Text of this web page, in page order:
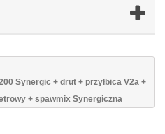
Synergic + drut + przyłbica V2a +
+ spawmix Synergiczna